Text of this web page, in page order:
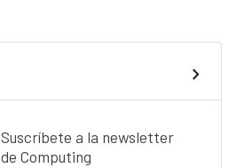
Suscríbete a la newsletter
de Computing